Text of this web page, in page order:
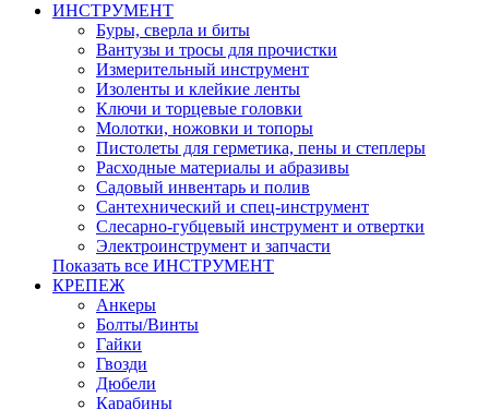
ИНСТРУМЕНТ
Буры, сверла и биты
Вантузы и тросы для прочистки
Измерительный инструмент
Изоленты и клейкие ленты
Ключи и торцевые головки
Молотки, ножовки и топоры
Пистолеты для герметика, пены и степлеры
Расходные материалы и абразивы
Садовый инвентарь и полив
Сантехнический и спец-инструмент
Слесарно-губцевый инструмент и отвертки
Электроинструмент и запчасти
Показать все ИНСТРУМЕНТ
КРЕПЕЖ
Анкеры
Болты/Винты
Гайки
Гвозди
Дюбели
Карабины